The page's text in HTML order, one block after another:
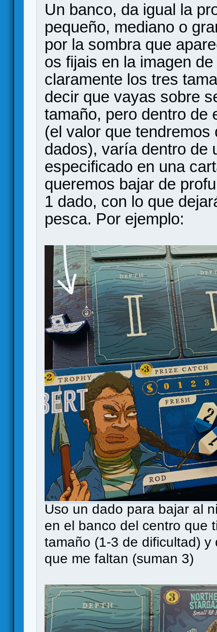
Un banco, da igual la
pequeño, mediano o
por la sombra que
os fijais en la imagen
claramente los tres
decir que vayas sobre
tamaño, pero dentro de
(el valor que
dados), varía dentro de
especificado en una
queremos bajar de
1 dado, con lo que
pesca. Por ejemplo:
Uso un dado para bajar al
en el banco del centro que
tamaño (1-3 de dificultad)
que me faltan (suman 3)